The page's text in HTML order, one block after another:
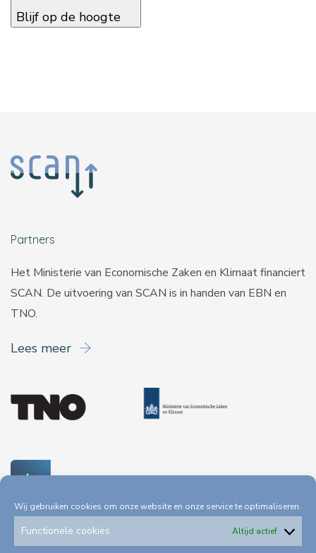
Wij gebruiken cookies om onze website en onze service te optimaliseren.
Functionele cookies Altijd actief
Blijf op de hoogte
Partners
Het Ministerie van Economische Zaken en Klimaat financiert
SCAN. De uitvoering van SCAN is in handen van EBN en
TNO.
Lees meer